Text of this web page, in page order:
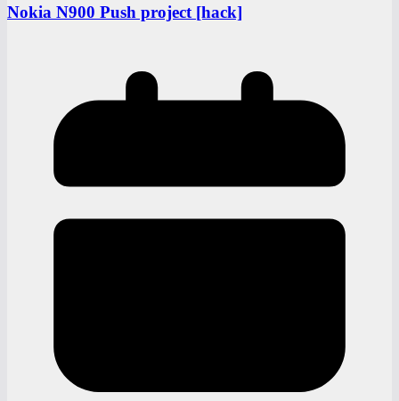
Nokia N900 Push project [hack]